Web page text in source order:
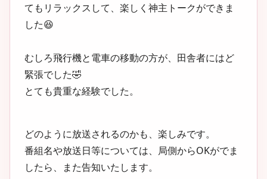
てもリラックスして、楽しく神主トークができま
した😆
むしろ飛行機と電車の移動の方が、田舎者にはど
緊張でした🤣
とても貴重な経験でした。
どのように放送されるのかも、楽しみです。
番組名や放送日等については、局側からOKがでま
したら、また告知いたします。